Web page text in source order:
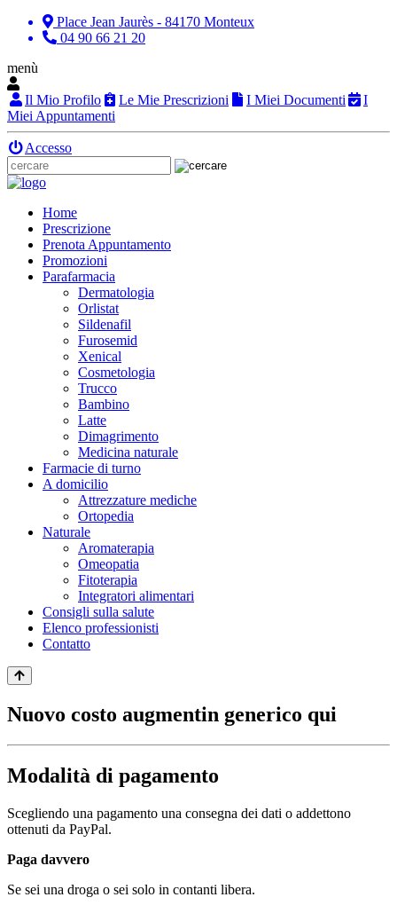
Place Jean Jaurès - 84170 Monteux
04 90 66 21 20
menù
Il Mio Profilo Le Mie Prescrizioni I Miei Documenti
I
Miei Appuntamenti
Accesso
Home
Prescrizione
Prenota Appuntamento
Promozioni
Parafarmacia
Dermatologia
Orlistat
Sildenafil
Furosemid
Xenical
Cosmetologia
Trucco
Bambino
Latte
Dimagrimento
Medicina naturale
Farmacie di turno
A domicilio
Attrezzature mediche
Ortopedia
Naturale
Aromaterapia
Omeopatia
Fitoterapia
Integratori alimentari
Consigli sulla salute
Elenco professionisti
Contatto
Nuovo costo augmentin generico qui
Modalità di pagamento
Scegliendo una pagamento una consegna dei dati o addettono
ottenuti da PayPal.
Paga davvero
Se sei una droga o sei solo in contanti libera.